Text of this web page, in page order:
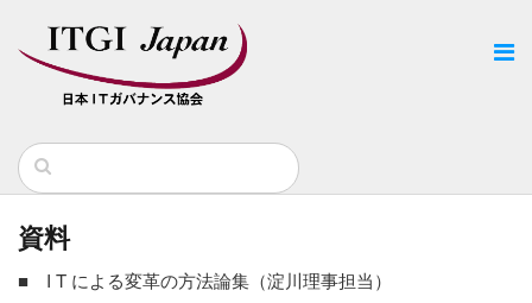
資料
■ I T による変革の方法論集（淀川理事担当）